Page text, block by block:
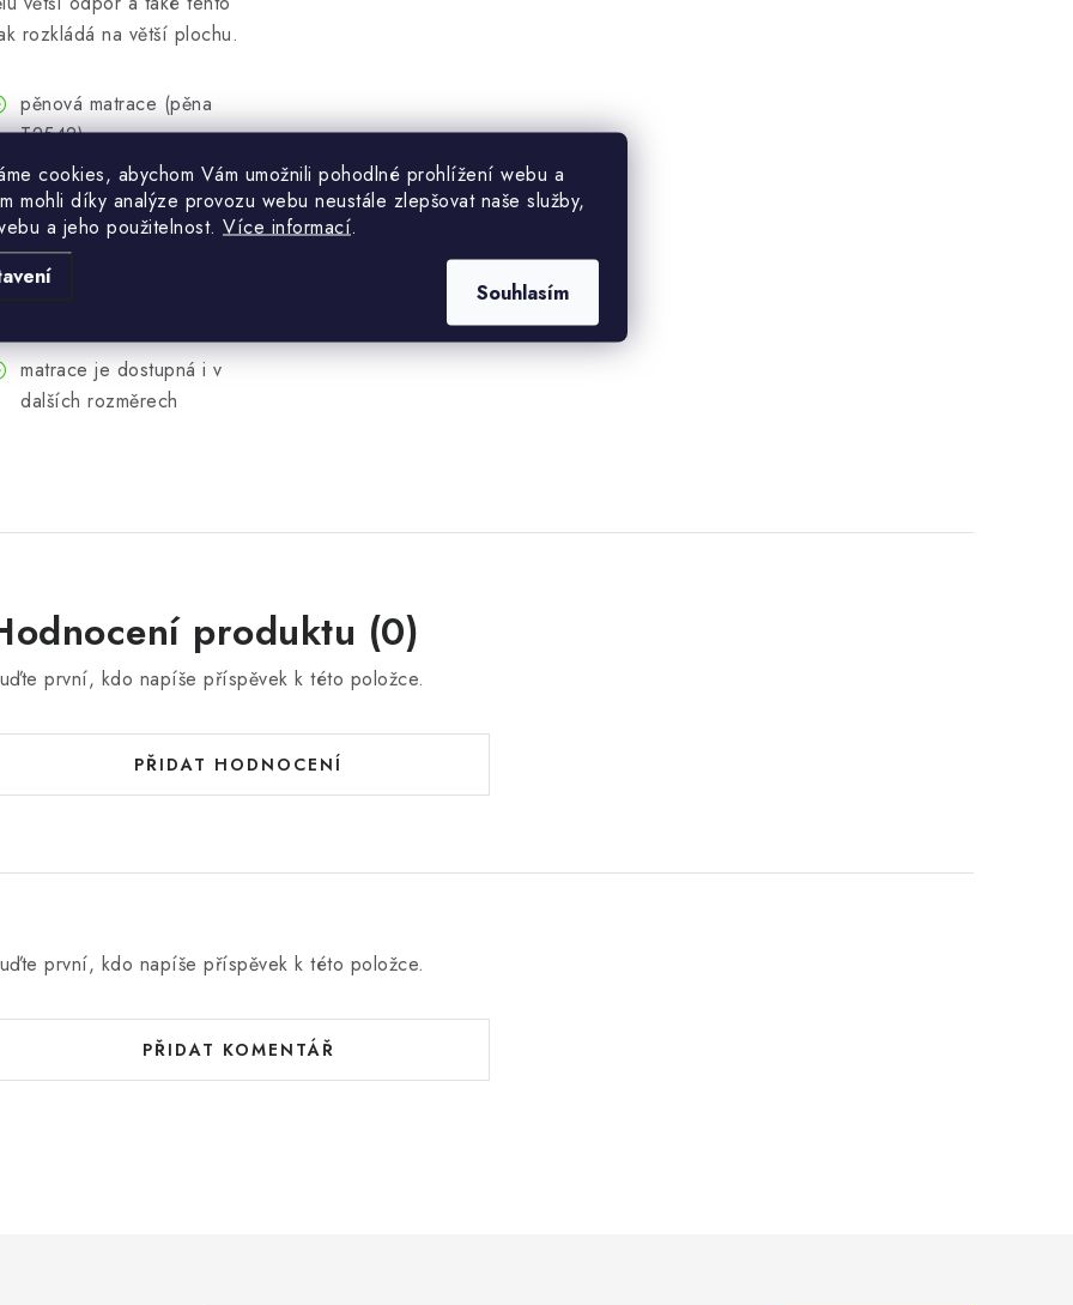
cookies, abychom Vám umožnili pohodlné prohlížení webu a
mohli díky analýze provozu webu neustále zlepšovat naše služby,
a jeho použitelnost. Více informací.
Souhlasím
rozkládá na větší plochu.
pěnová matrace (pěna
T2542)
tuhost H3
pružiny Bonell
snímatelný a pratelný
potah
matrace je dostupná i v
dalších rozměrech
produktu (0)
první, kdo napíše příspěvek k této položce.
PŘIDAT HODNOCENÍ
první, kdo napíše příspěvek k této položce.
PŘIDAT KOMENTÁŘ